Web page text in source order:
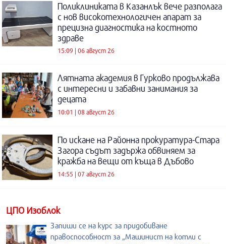
Поликлиниката в Казанлък вече разполага
с нов високотехнологичен апарат за
прецизна диагностика на костното
здраве
15:09 | 06 август 26
Лятната академия в Гурково продължава
с интересни и забавни занимания за
децата
10:01 | 08 август 26
По искане на Районна прокуратура-Стара
Загора съдът задържа обвиняем за
кражба на вещи от къща в Дъбово
14:55 | 07 август 26
ЦПО Изоблок
Запиши се на курс за придобиване
правоспособност за „Машинист на котли с